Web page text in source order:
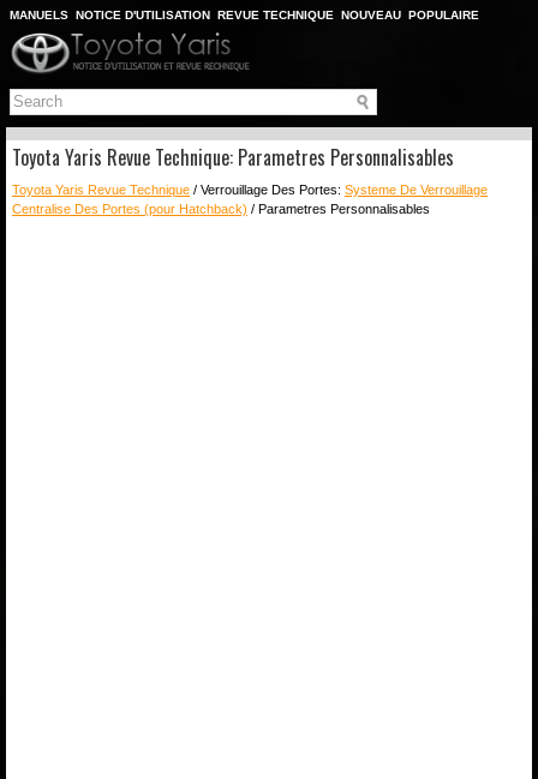
MANUELS NOTICE D'UTILISATION REVUE TECHNIQUE NOUVEAU POPULAIRE
PLAN DU SITE
CHERCHER
Toyota Yaris Revue Technique: Parametres Personnalisables
Toyota Yaris Revue Technique / Verrouillage Des Portes: Systeme De Verrouillage
Centralise Des Portes (pour Hatchback) / Parametres Personnalisables